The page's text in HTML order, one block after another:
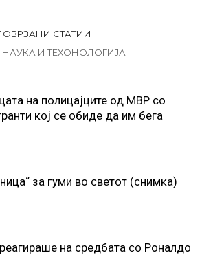
СТАТИИ
НАУКА И ТЕХОНОЛОГИЈА
на полицајците од МВР со
кој се обиде да им бега
за гуми во светот (снимка)
на средбата со Роналдо